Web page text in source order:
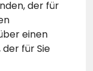
der für
einen
für Sie